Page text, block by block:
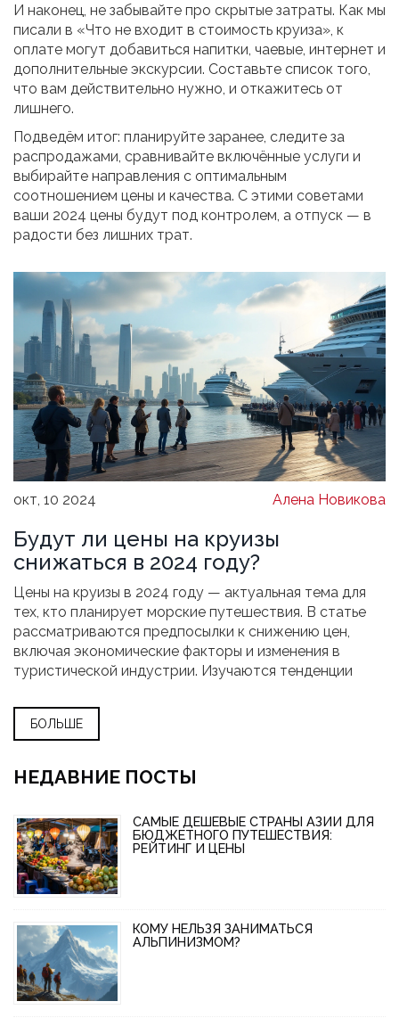
И наконец, не забывайте про скрытые затраты. Как мы
писали в «Что не входит в стоимость круиза», к
оплате могут добавиться напитки, чаевые, интернет и
дополнительные экскурсии. Составьте список того,
что вам действительно нужно, и откажитесь от
лишнего.
Подведём итог: планируйте заранее, следите за
распродажами, сравнивайте включённые услуги и
выбирайте направления с оптимальным
соотношением цены и качества. С этими советами
ваши 2024 цены будут под контролем, а отпуск — в
радости без лишних трат.
окт, 10 2024 Алена Новикова
Будут ли цены на круизы
снижаться в 2024 году?
Цены на круизы в 2024 году — актуальная тема для
тех, кто планирует морские путешествия. В статье
рассматриваются предпосылки к снижению цен,
включая экономические факторы и изменения в
туристической индустрии. Изучаются тенденции
выгодного приобретения круиза будущего сезона.
Для тех, кто мечтает о путешествии по морю,
увлекательным, но и доступным.
БОЛЬШЕ
НЕДАВНИЕ ПОСТЫ
САМЫЕ ДЕШЕВЫЕ СТРАНЫ АЗИИ ДЛЯ
БЮДЖЕТНОГО ПУТЕШЕСТВИЯ:
РЕЙТИНГ И ЦЕНЫ
КОМУ НЕЛЬЗЯ ЗАНИМАТЬСЯ
АЛЬПИНИЗМОМ?